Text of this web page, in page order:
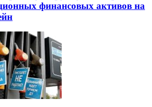
финансовых активов на